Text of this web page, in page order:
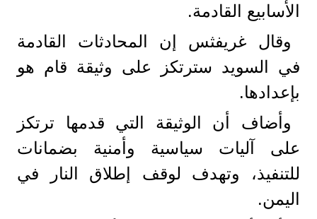
الأسابيع القادمة.
وقال غريفثس إن المحادثات القادمة
في السويد سترتكز على وثيقة قام هو
بإعدادها.
وأضاف أن الوثيقة التي قدمها ترتكز
على آليات سياسية وأمنية بضمانات
للتنفيذ، وتهدف لوقف إطلاق النار في
اليمن.